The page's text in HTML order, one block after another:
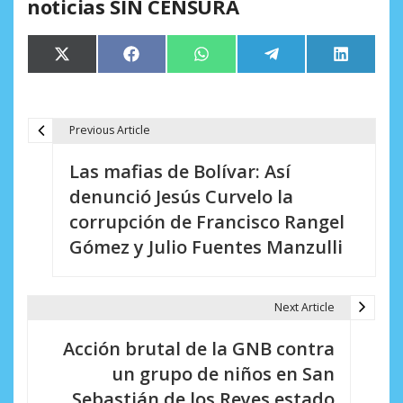
noticias SIN CENSURA
Compartir
en
X
(Twitter)
Compartir
en
Facebook Compartir
en
WhatsApp Compartir
en
Telegram
en
LinkedIn
Previous Article
Las mafias de Bolívar: Así
denunció Jesús Curvelo la
corrupción de Francisco Rangel
Gómez y Julio Fuentes Manzulli
Next Article
Acción brutal de la GNB contra
un grupo de niños en San